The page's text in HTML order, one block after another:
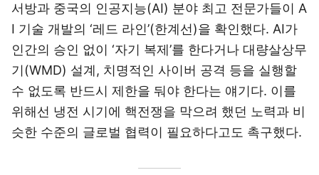
서방과 중국의 인공지능(AI) 분야 최고 전문가들이 A
I 기술 개발의 ‘레드 라인’(한계선)을 확인했다. AI가
인간의 승인 없이 ‘자기 복제’를 한다거나 대량살상무
기(WMD) 설계, 치명적인 사이버 공격 등을 실행할
수 없도록 반드시 제한을 둬야 한다는 얘기다. 이를
위해선 냉전 시기에 핵전쟁을 막으려 했던 노력과 비
슷한 수준의 글로벌 협력이 필요하다고도 촉구했다.